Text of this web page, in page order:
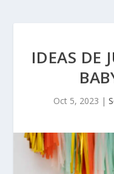
IDEAS DE
Oct 5, 2023 |